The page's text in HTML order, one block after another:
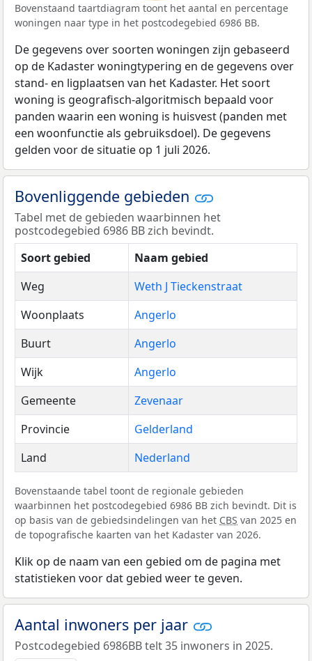
Bovenstaand taartdiagram toont het aantal en percentage
woningen naar type in het postcodegebied 6986 BB.
De gegevens over soorten woningen zijn gebaseerd
op de Kadaster woningtypering en de gegevens over
stand- en ligplaatsen van het Kadaster. Het soort
woning is geografisch-algoritmisch bepaald voor
panden waarin een woning is huisvest (panden met
een woonfunctie als gebruiksdoel). De gegevens
gelden voor de situatie op 1 juli 2026.
Bovenliggende gebieden
Tabel met de gebieden waarbinnen het
postcodegebied 6986 BB zich bevindt.
Soort gebied
Naam gebied
Weg
Weth J Tieckenstraat
Woonplaats
Angerlo
Buurt
Angerlo
Wijk
Angerlo
Gemeente
Zevenaar
Provincie
Gelderland
Land
Nederland
Bovenstaande tabel toont de regionale gebieden
waarbinnen het postcodegebied 6986 BB zich bevindt. Dit is
op basis van de gebiedsindelingen van het CBS van 2025 en
de topografische kaarten van het Kadaster van 2026.
Klik op de naam van een gebied om de pagina met
statistieken voor dat gebied weer te geven.
Aantal inwoners per jaar
Postcodegebied 6986BB telt 35 inwoners in 2025.